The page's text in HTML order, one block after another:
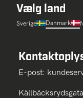
Vælg land
Sverige Danmark
E-post: